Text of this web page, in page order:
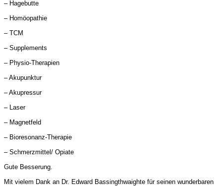
– Hagebutte
– Homöopathie
– TCM
– Supplements
– Physio-Therapien
– Akupunktur
– Akupressur
– Laser
– Magnetfeld
– Bioresonanz-Therapie
– Schmerzmittel/ Opiate
Gute Besserung.
Mit vielem Dank an Dr. Edward Bassingthwaighte für seinen wunderbaren